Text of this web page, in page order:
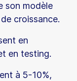
son modèle
croissance.
en
en testing.
à 5-10%,